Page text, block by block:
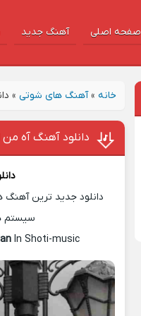
صفحه اصلی آهنگ‌ جدید
خانه »آهنگ های شوتی »
دانلود آهنگ آه من
دانلود جدید ترین آهنگ
سیستم
In Shoti-music